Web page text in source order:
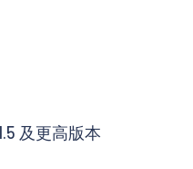
及更高版本